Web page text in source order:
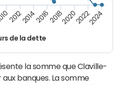
de la dette
2012201420162018202020222024
la somme que Claville-
banques. La somme